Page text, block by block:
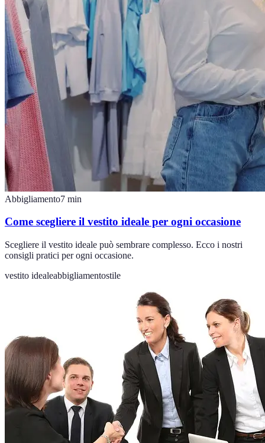
Abbigliamento7 min
Come scegliere il vestito ideale per ogni occasione
Scegliere il vestito ideale può sembrare complesso. Ecco i nostri
consigli pratici per ogni occasione.
vestito idealeabbigliamentostile